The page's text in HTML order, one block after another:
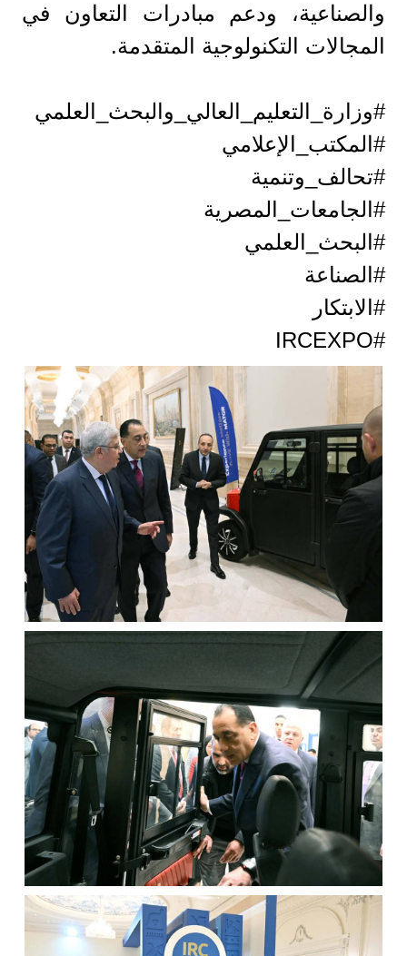
والصناعية، ودعم مبادرات التعاون في
المجالات التكنولوجية المتقدمة.
#وزارة_التعليم_العالي_والبحث_العلمي
#المكتب_الإعلامي
#تحالف_وتنمية
#الجامعات_المصرية
#البحث_العلمي
#الصناعة
#الابتكار
#IRCEXPO